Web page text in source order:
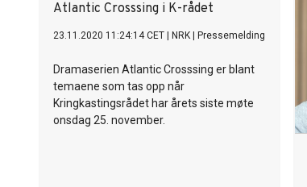
Atlantic Crosssing i K-rådet
23.11.2020 11:24:14 CET NRK Pressemelding
Dramaserien Atlantic Crosssing er blant
temaene som tas opp når
Kringkastingsrådet har årets siste møte
onsdag 25. november.